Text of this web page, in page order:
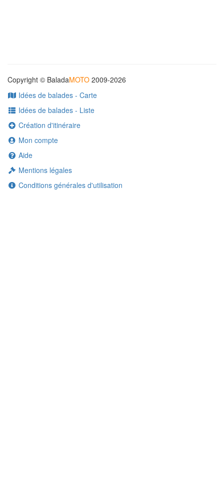
Copyright © BaladaMOTO 2009-2026
Idées de balades - Carte
Idées de balades - Liste
Création d'itinéraire
Mon compte
Aide
Mentions légales
Conditions générales d'utilisation